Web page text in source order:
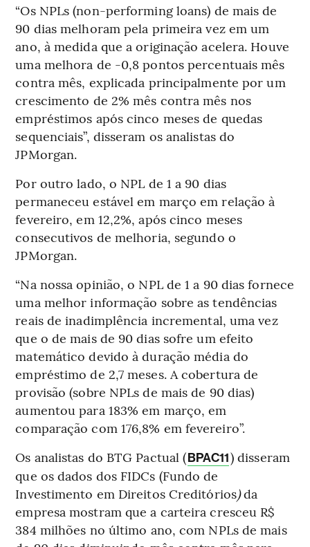
“Os NPLs (non-performing loans) de mais de
90 dias melhoram pela primeira vez em um
ano, à medida que a originação acelera. Houve
uma melhora de -0,8 pontos percentuais mês
contra mês, explicada principalmente por um
crescimento de 2% mês contra mês nos
empréstimos após cinco meses de quedas
sequenciais”, disseram os analistas do
JPMorgan.
Por outro lado, o NPL de 1 a 90 dias
permaneceu estável em março em relação à
fevereiro, em 12,2%, após cinco meses
consecutivos de melhoria, segundo o
JPMorgan.
“Na nossa opinião, o NPL de 1 a 90 dias fornece
uma melhor informação sobre as tendências
reais de inadimplência incremental, uma vez
que o de mais de 90 dias sofre um efeito
matemático devido à duração média do
empréstimo de 2,7 meses. A cobertura de
provisão (sobre NPLs de mais de 90 dias)
aumentou para 183% em março, em
comparação com 176,8% em fevereiro”.
Os analistas do BTG Pactual (BPAC11) disseram
que os dados dos FIDCs (Fundo de
Investimento em Direitos Creditórios)da
empresa mostram que a carteira cresceu R$
384 milhões no último ano, com NPLs de mais